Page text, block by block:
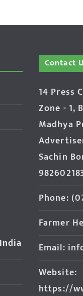
Contact
14 Press
Zone - 1,
Madhya
Sachin
Phone:
Farmer
Email:
Website:
https://